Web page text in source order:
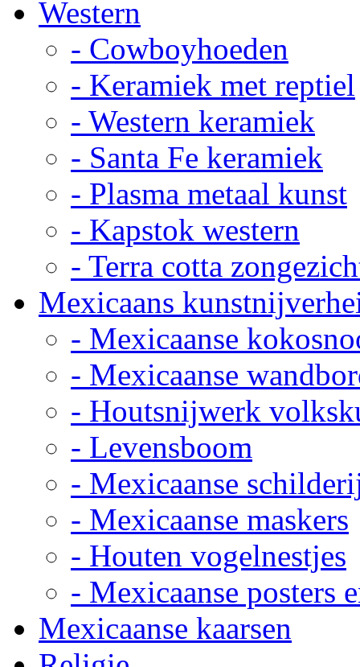
Western
- Cowboyhoeden
- Keramiek met reptiel
- Western keramiek
- Santa Fe keramiek
- Plasma metaal kunst
- Kapstok western
- Terra cotta
Mexicaans
- Mexicaanse
- Mexicaanse
- Houtsnijwerk
- Levensboom
- Mexicaanse
- Mexicaanse maskers
- Houten vogelnestjes
- Mexicaanse posters
Mexicaanse kaarsen